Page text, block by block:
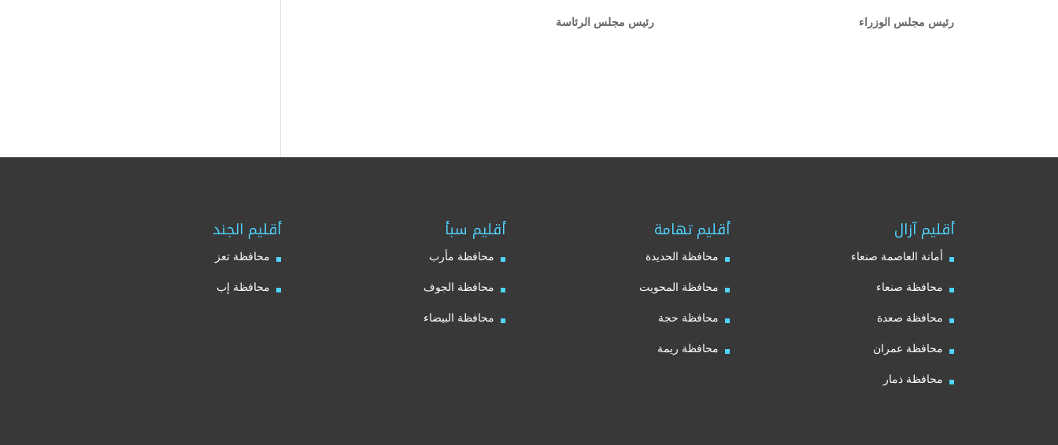
رئيس مجلس الوزراء رئيس مجلس الرئاسة
أقليم آزال
أمانة العاصمة صنعاء
محافظة صنعاء
محافظة صعدة
محافظة عمران
محافظة ذمار
أقليم تهامة
محافظة الحديدة
محافظة المحويت
محافظة حجة
محافظة ريمة
أقليم سبأ
محافظة مأرب
محافظة الجوف
محافظة البيضاء
أقليم الجند
محافظة تعز
محافظة إب